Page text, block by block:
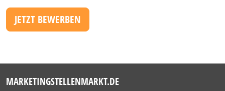
JETZT BEWERBEN
MARKETINGSTELLENMARKT.DE